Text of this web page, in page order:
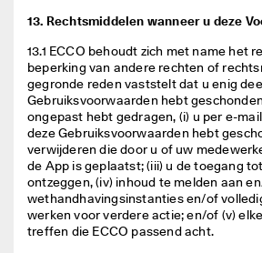
13. Rechtsmiddelen wanneer u deze
13.1 ECCO behoudt zich met name het
beperking van andere rechten of
gegronde reden vaststelt dat u enig
Gebruiksvoorwaarden hebt
ongepast hebt gedragen, (i) u per e-
deze Gebruiksvoorwaarden hebt
verwijderen die door u of uw
de App is geplaatst; (iii) u de toegang
ontzeggen, (iv) inhoud te melden aan
wethandhavingsinstanties en/of
werken voor verdere actie; en/of (v)
treffen die ECCO passend acht.